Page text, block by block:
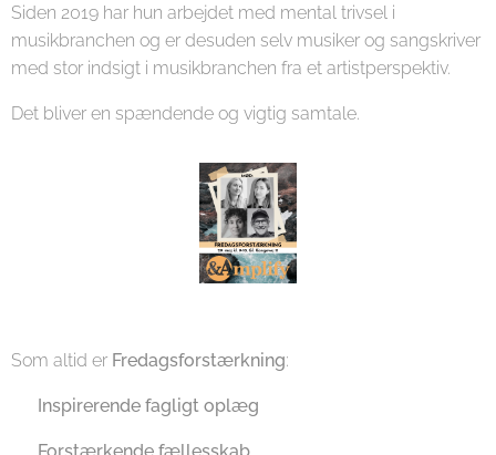
Siden 2019 har hun arbejdet med mental trivsel i
musikbranchen og er desuden selv musiker og sangskriver
med stor indsigt i musikbranchen fra et artistperspektiv.
Det bliver en spændende og vigtig samtale.
Som altid er Fredagsforstærkning:
🤓 Inspirerende fagligt oplæg